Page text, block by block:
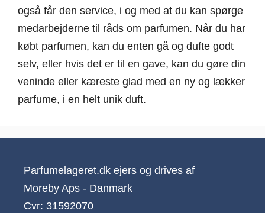
også får den service, i og med at du kan spørge
medarbejderne til råds om parfumen. Når du har
købt parfumen, kan du enten gå og dufte godt
selv, eller hvis det er til en gave, kan du gøre din
veninde eller kæreste glad med en ny og lækker
parfume, i en helt unik duft.
Parfumelageret.dk ejers og drives af
Moreby Aps - Danmark
Cvr: 31592070